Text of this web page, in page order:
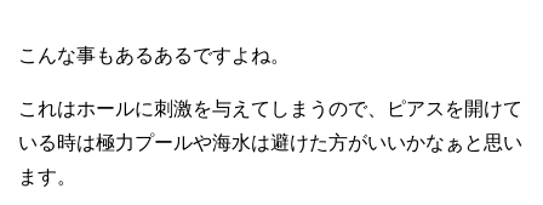
こんな事もあるあるですよね。
これはホールに刺激を与えてしまうので、ピアスを開けて
いる時は極力プールや海水は避けた方がいいかなぁと思い
ます。